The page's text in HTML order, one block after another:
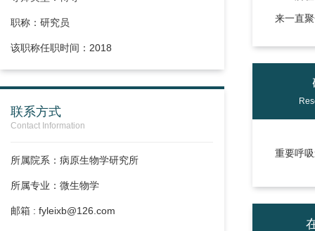
职称：研究员
该职称任职时间：2018
联系方式
Contact Information
所属院系：病原生物学研究所
所属专业：微生物学
邮箱 : fyleixb@126.com
来一直
重要呼